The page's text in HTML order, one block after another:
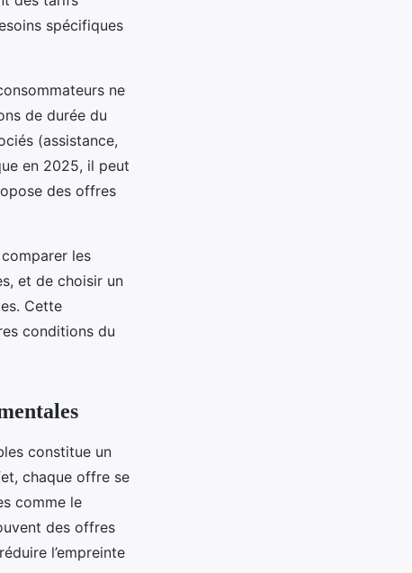
spécifiques
ne
de durée du
(assistance,
en 2025, il peut
des offres
les
et de choisir un
Cette
conditions du
constitue un
chaque offre se
comme le
des offres
l’empreinte